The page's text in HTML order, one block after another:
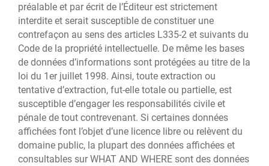
préalable et par écrit de l’Éditeur est strictement
interdite et serait susceptible de constituer une
contrefaçon au sens des articles L335-2 et suivants du
Code de la propriété intellectuelle. De même les bases
de données d’informations sont protégées au titre de la
loi du 1er juillet 1998. Ainsi, toute extraction ou
tentative d’extraction, fut-elle totale ou partielle, est
susceptible d’engager les responsabilités civile et
pénale de tout contrevenant. Si certaines données
affichées font l’objet d’une licence libre ou relèvent du
domaine public, la plupart des données affichées et
consultables sur WHAT AND WHERE sont des données